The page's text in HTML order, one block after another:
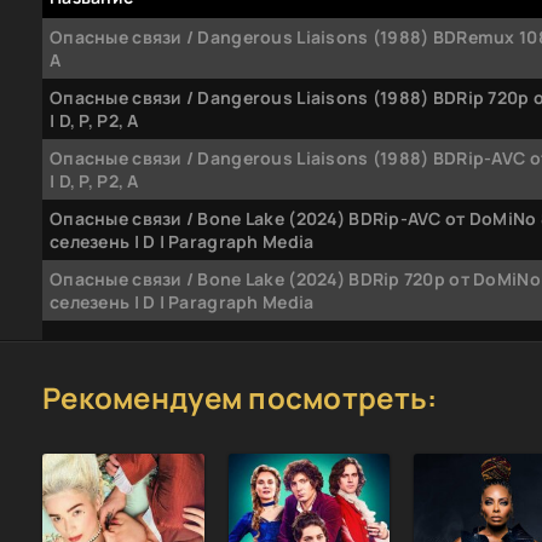
Опасные связи / Dangerous Liaisons (1988) BDRemux
A
Опасные связи / Dangerous Liaisons (1988) BDRip 720p
| D, P, P2, A
Опасные связи / Dangerous Liaisons (1988) BDRip-AVC
| D, P, P2, A
Опасные связи / Bone Lake (2024) BDRip-AVC от DoMiNo
селезень | D | Paragraph Media
Опасные связи / Bone Lake (2024) BDRip 720p от DoMiNo
селезень | D | Paragraph Media
Опасные связи / Bone Lake (2024) BDRip-AVC от New-
Paragraph Media
Опасные связи / Bone Lake (2024) BDRip 1080p от
Paragraph Media
Опасные связи / Bone Lake (2024) BDRip 720p от
Рекомендуем посмотреть: